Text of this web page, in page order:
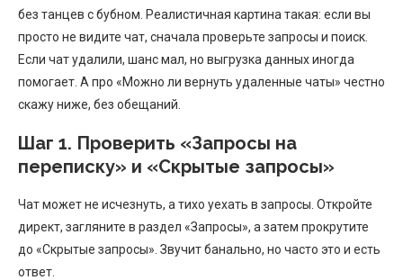
без танцев с бубном. Реалистичная картина такая: если вы
просто не видите чат, сначала проверьте запросы и поиск.
Если чат удалили, шанс мал, но выгрузка данных иногда
помогает. А про «Можно ли вернуть удаленные чаты» честно
скажу ниже, без обещаний.
Шаг 1. Проверить «Запросы на
переписку» и «Скрытые запросы»
Чат может не исчезнуть, а тихо уехать в запросы. Откройте
директ, загляните в раздел «Запросы», а затем прокрутите
до «Скрытые запросы». Звучит банально, но часто это и есть
ответ.